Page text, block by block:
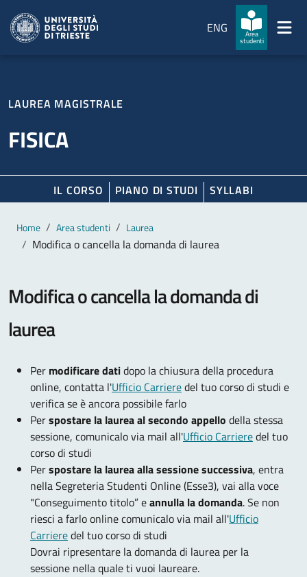
ENG
Area
studenti
LAUREA MAGISTRALE
FISICA
IL CORSO PIANO DI STUDI SYLLABI
Contenuto principale
Breadcrumb
Home Area studenti Laurea
Modifica o cancella la domanda di laurea
Modifica o cancella la domanda di
laurea
Per modificare datidopo la chiusura della procedura
online, contatta l'Ufficio Carrieredel tuo corso di studi e
verifica se è ancora possibile farlo
Perspostare la laurea al secondo appello della stessa
sessione, comunicalo via mail all'Ufficio Carrieredel tuo
corso di studi
Perspostare la laurea alla sessione successiva, entra
nella Segreteria Studenti Online (Esse3), vai alla voce
"Conseguimento titolo” eannulla la domanda. Se non
riesci a farlo online comunicalo via mail all'Ufficio
Carrieredel tuo corso di studi
Dovrai ripresentare la domanda di laurea per la
sessione nella quale ti vuoi laureare.